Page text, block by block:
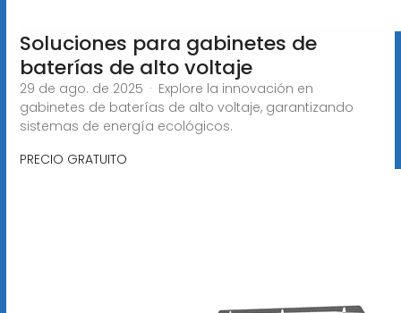
Soluciones para gabinetes de
baterías de alto voltaje
29 de ago. de 2025 · Explore la innovación en
gabinetes de baterías de alto voltaje, garantizando
sistemas de energía ecológicos.
PRECIO GRATUITO